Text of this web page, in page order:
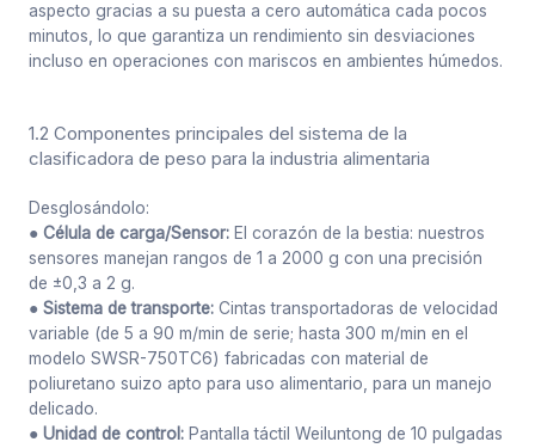
aspecto gracias a su puesta a cero automática cada pocos
minutos, lo que garantiza un rendimiento sin desviaciones
incluso en operaciones con mariscos en ambientes húmedos.
1.2 Componentes principales del sistema de la
clasificadora de peso para la industria alimentaria
Desglosándolo:
● Célula de carga/Sensor: El corazón de la bestia: nuestros
sensores manejan rangos de 1 a 2000 g con una precisión
de ±0,3 a 2 g.
● Sistema de transporte: Cintas transportadoras de velocidad
variable (de 5 a 90 m/min de serie; hasta 300 m/min en el
modelo SWSR-750TC6) fabricadas con material de
poliuretano suizo apto para uso alimentario, para un manejo
delicado.
● Unidad de control: Pantalla táctil Weiluntong de 10 pulgadas